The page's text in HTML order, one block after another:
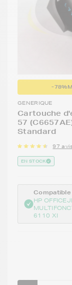
-78%
GENERIQUE
Cartouche
57
Standard
97
EN STOCK
Compatible
HP
6110 XI